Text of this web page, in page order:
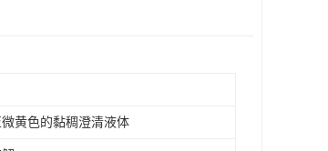
黄色的黏稠澄清液体